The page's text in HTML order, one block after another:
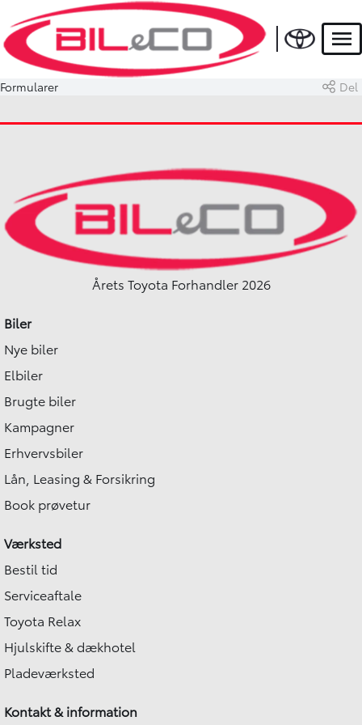
Formularer Del
Årets Toyota Forhandler 2026
Biler
Nye biler
Elbiler
Brugte biler
Kampagner
Erhvervsbiler
Lån, Leasing & Forsikring
Book prøvetur
Værksted
Bestil tid
Serviceaftale
Toyota Relax
Hjulskifte & dækhotel
Pladeværksted
Kontakt & information